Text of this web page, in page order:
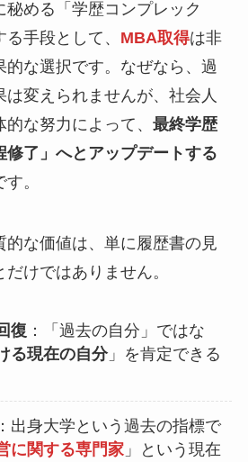
秘める「学歴コンプレック
手段として、 MBA取得は非
的な選択です。なぜなら、過
変えられませんが、社会人
な努力によって、 最終学歴
修了」へとアップデートする
。
的な価値は、単に履歴書の見
けではありません。
復 ：「過去の自分」ではな
る現在の自分」を肯定できる
出身大学という過去の指標で
に関する専門家 」という現在